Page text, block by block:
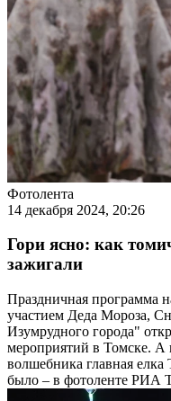
Фотолента
14 декабря 2024, 20:26
Гори ясно: как
зажигали
Праздничная программа
участием Деда Мороза,
Изумрудного города"
мероприятий в Томске. А
волшебника главная елка
было – в фотоленте РИА